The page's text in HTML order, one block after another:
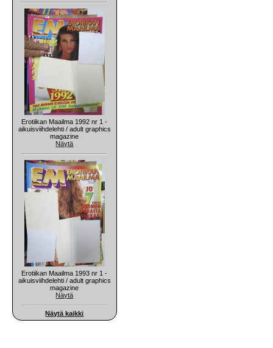
Erotiikan Maailma 1992 nr 1 -
aikuisviihdelehti / adult graphics
magazine
Näytä
Erotiikan Maailma 1993 nr 1 -
aikuisviihdelehti / adult graphics
magazine
Näytä
Näytä kaikki